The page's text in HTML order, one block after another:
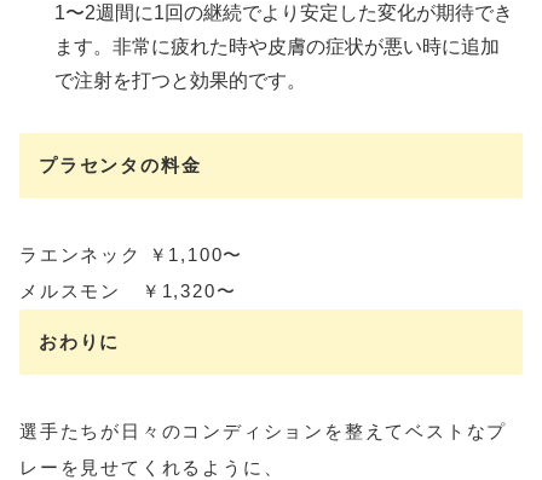
1〜2週間に1回の継続でより安定した変化が期待でき
ます。非常に疲れた時や皮膚の症状が悪い時に追加
で注射を打つと効果的です。
プラセンタの料金
ラエンネック ￥1,100〜
メルスモン ￥1,320〜
おわりに
選手たちが日々のコンディションを整えてベストなプ
レーを見せてくれるように、